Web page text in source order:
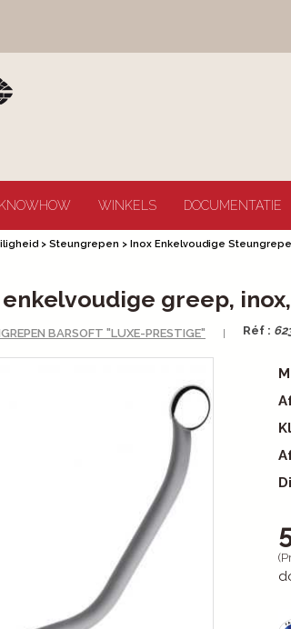
WINKELS DOCUMENTATIE
> Steungrepen > Inox Enkelvoudige
enkelvoudige greep,
BARSOFT "LUXE-PRESTIGE" Réf :